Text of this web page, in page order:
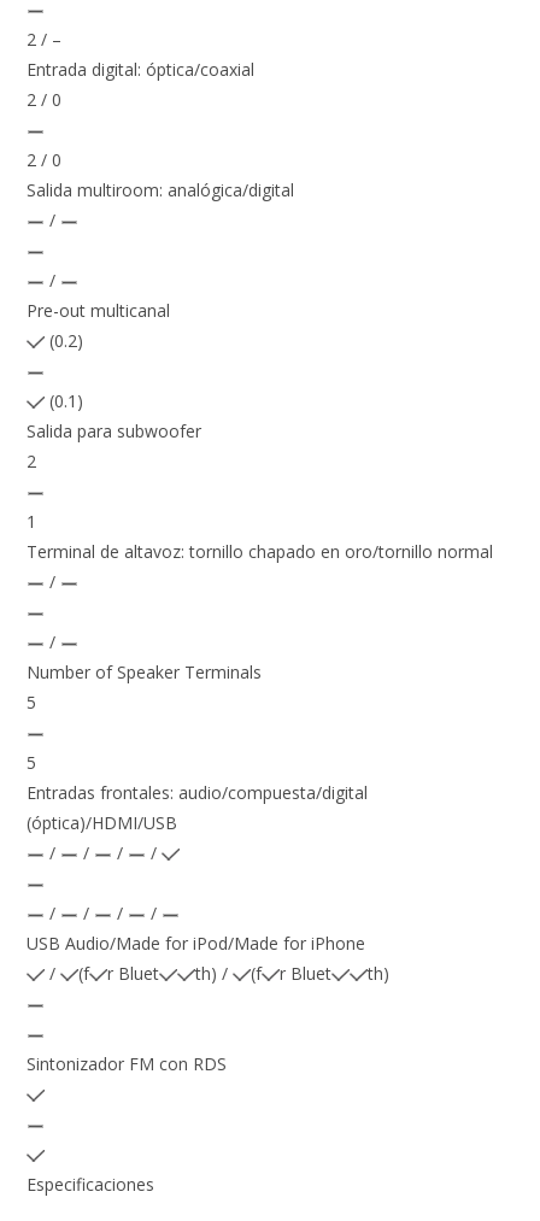
2 / –
Entrada digital: óptica/coaxial
2 / 0
2 / 0
Salida multiroom: analógica/digital
/
/
Pre-out multicanal
(0.2)
(0.1)
Salida para subwoofer
2
1
Terminal de altavoz: tornillo chapado en oro/tornillo normal
/
/
Number of Speaker Terminals
5
5
Entradas frontales: audio/compuesta/digital
(óptica)/HDMI/USB
/
/ / /
/ / /
/
USB Audio/Made for iPod/Made for iPhone
/
(f r Bluet th) / (f r Bluet th)
Sintonizador FM con RDS
Especificaciones